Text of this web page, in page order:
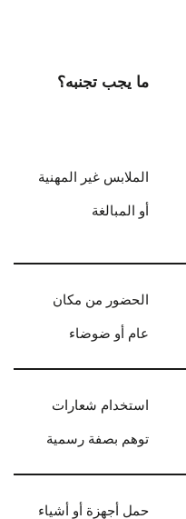
ما يجب تجنبه؟
الملابس غير المهنية
أو المبالغة
الحضور من مكان
عام أو ضوضاء
استخدام شعارات
توهم بصفة رسمية
حمل أجهزة أو أشياء